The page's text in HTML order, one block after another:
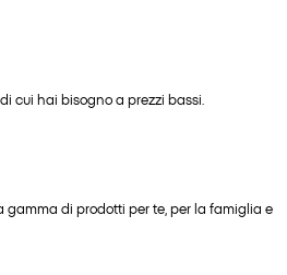
cui hai bisogno a prezzi bassi.
gamma di prodotti per te, per la famiglia e